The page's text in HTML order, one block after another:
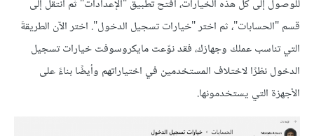
للوصول إلى كل هذه الخيارات، افتح تطبيق "الإعدادات" ثم انتقل إلى
قسم "الحسابات"، ثم اختر "خيارات تسجيل الدخول". اختر الآن الطريقةَ
التي تناسب عملك وجهازك، فقد نوّعت مايكروسوفت خيارات تسجيل
الدخول نظرًا لاختلاف المستخدمين في اختياراتهم وأيضًا بناءً على
الأجهزة التي يستخدمونها.